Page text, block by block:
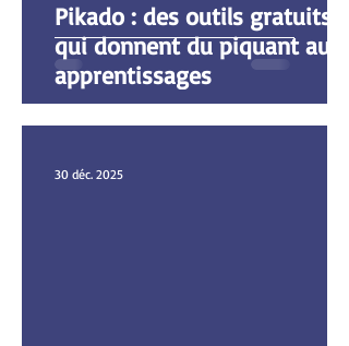
Pikado : des outils gratuits
qui donnent du piquant aux
apprentissages
30 déc. 2025